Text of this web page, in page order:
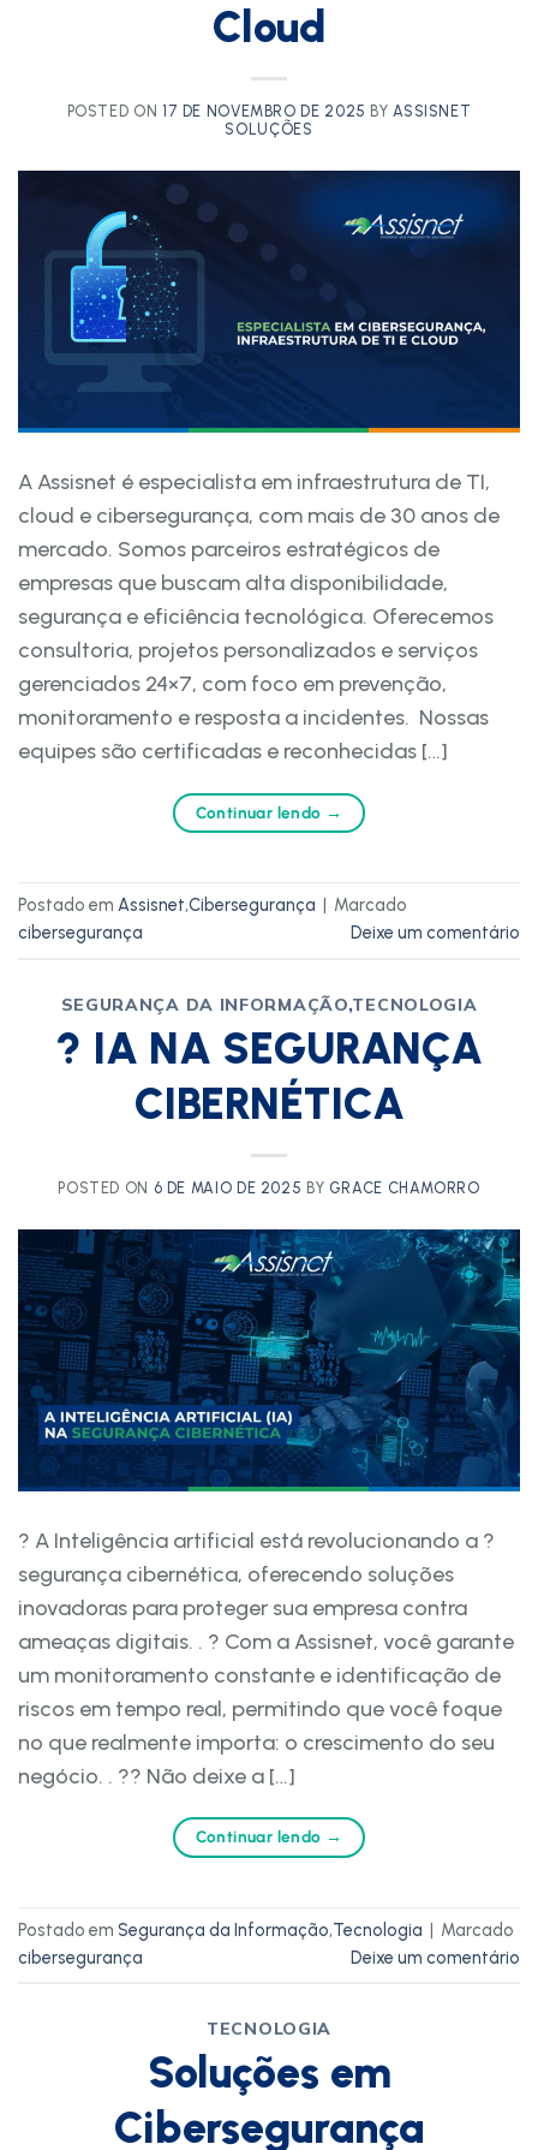
Cloud
POSTED ON 17 DE NOVEMBRO DE 2025 BYASSISNET
SOLUÇÕES
A Assisnet é especialista em infraestrutura de TI,
cloud e cibersegurança, com mais de 30 anos de
mercado.​ Somos parceiros estratégicos de
empresas que buscam alta disponibilidade,
segurança e eficiência tecnológica. Oferecemos
consultoria, projetos personalizados e serviços
gerenciados 24×7, com foco em prevenção,
monitoramento e resposta a incidentes. ​ ​Nossas
equipes são certificadas e reconhecidas […]
Continuar lendo →
Postado em Assisnet,Cibersegurança | Marcado
cibersegurança
Deixe um comentário
SEGURANÇA DA INFORMAÇÃO,TECNOLOGIA
? IA NA SEGURANÇA
CIBERNÉTICA
POSTED ON 6 DE MAIO DE 2025 BY GRACE CHAMORRO
? A Inteligência artificial está revolucionando a ?
segurança cibernética, oferecendo soluções
inovadoras para proteger sua empresa contra
ameaças digitais. . ? Com a Assisnet, você garante
um monitoramento constante e identificação de
riscos em tempo real, permitindo que você foque
no que realmente importa: o crescimento do seu
negócio. . ?? Não deixe a […]
Continuar lendo →
Postado em Segurança da Informação,Tecnologia | Marcado
cibersegurança
Deixe um comentário
TECNOLOGIA
Soluções em
Cibersegurança